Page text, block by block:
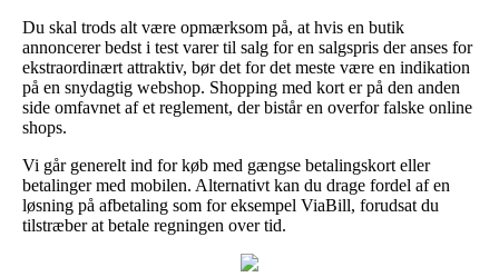
Du skal trods alt være opmærksom på, at hvis en butik
annoncerer bedst i test varer til salg for en salgspris der anses for
ekstraordinært attraktiv, bør det for det meste være en indikation
på en snydagtig webshop. Shopping med kort er på den anden
side omfavnet af et reglement, der bistår en overfor falske online
shops.
Vi går generelt ind for køb med gængse betalingskort eller
betalinger med mobilen. Alternativt kan du drage fordel af en
løsning på afbetaling som for eksempel ViaBill, forudsat du
tilstræber at betale regningen over tid.